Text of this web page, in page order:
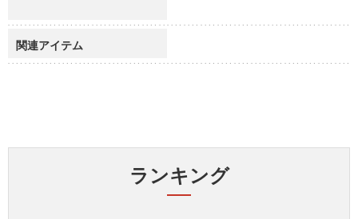
関連アイテム
ランキング